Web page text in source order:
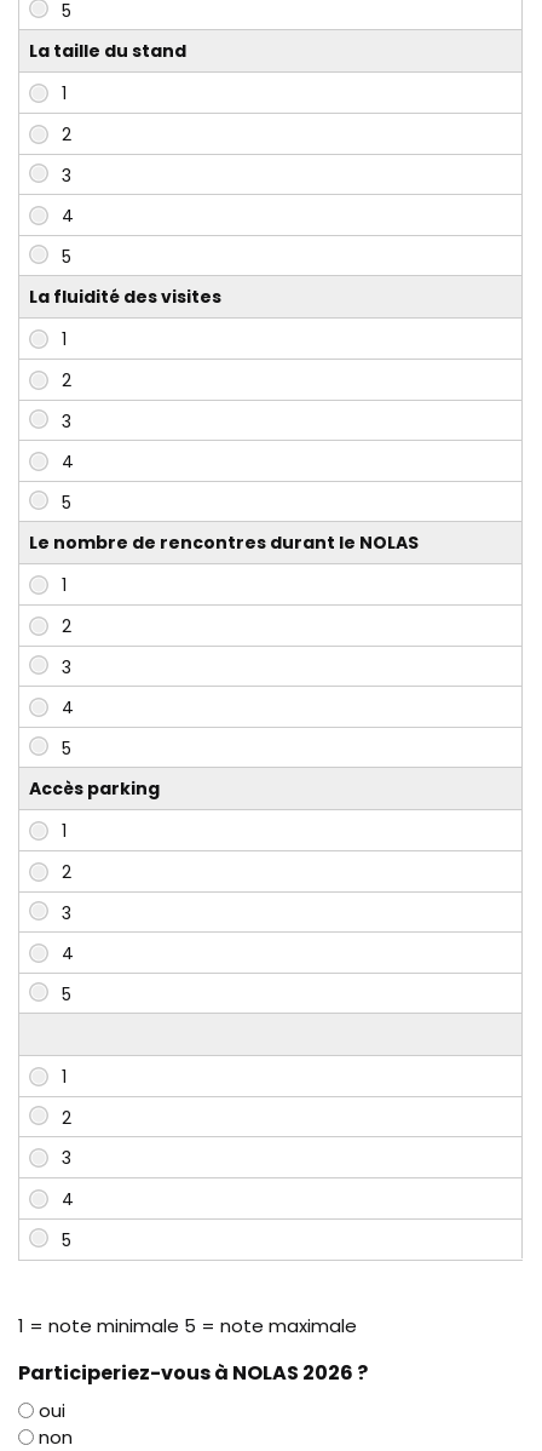
La taille du stand
La fluidité des visites
Le nombre de rencontres durant le NOLAS
Accès parking
1 = note minimale 5 = note maximale
Participeriez-vous à NOLAS 2026 ?
oui
non